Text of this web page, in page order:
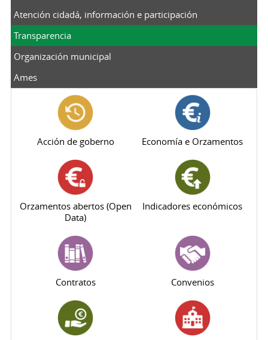
Atención cidadá, información e participación
Transparencia
Organización municipal
Ames
Acción de goberno Economía e Orzamentos
Orzamentos abertos (Open
Data)
Indicadores económicos
Contratos Convenios